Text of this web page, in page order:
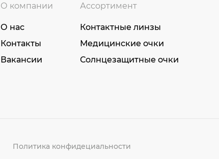
О компании
О нас
Контакты
Вакансии
Ассортимент
Контактные линзы
Медицинские очки
Солнцезащитные очки
Политика конфидециальности